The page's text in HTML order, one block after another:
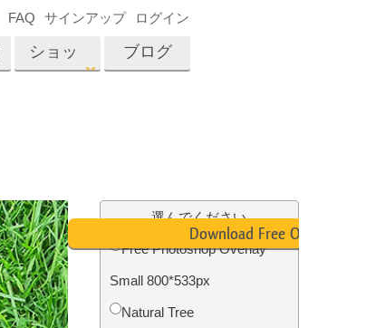
写真入力アプリケーショ
ショッ
ビデオオーバーレイ
ブログ
FAQ サインアップ ログイン
選んでください
Free Photoshop Overlay
Small 800*533px
Natural Tree
Download Free Overlay